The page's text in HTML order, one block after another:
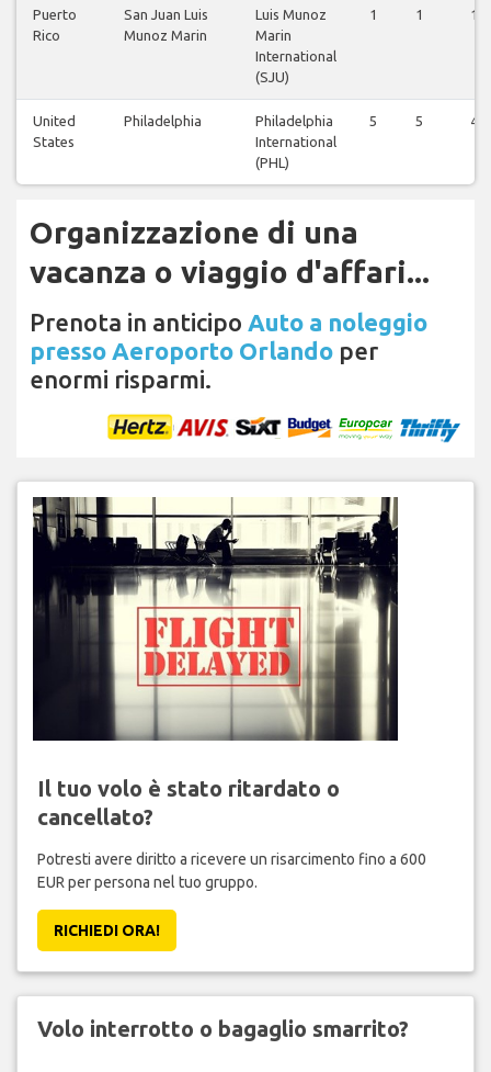
Puerto
Rico
San Juan Luis
Munoz Marin
Luis Munoz
Marin
International
(SJU)
1 1 1
United
States
Philadelphia
Philadelphia
International
(PHL)
5 5 4
Organizzazione di una
vacanza o viaggio d'affari...
Prenota in anticipo Auto a noleggio
presso Aeroporto Orlando per
enormi risparmi.
Il tuo volo è stato ritardato o
cancellato?
Potresti avere diritto a ricevere un risarcimento fino a 600
EUR per persona nel tuo gruppo.
RICHIEDI ORA!
Volo interrotto o bagaglio smarrito?